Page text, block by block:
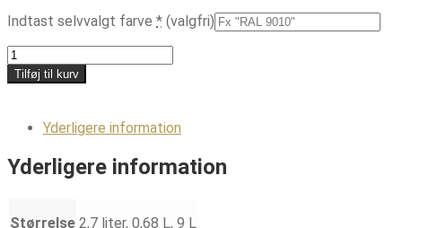
Indtast selvvalgt farve * (valgfri)
DRYGOLIN
Nordic
Extreme
antal
Tilføj til kurv
Yderligere information
Yderligere information
Størrelse 2,7 liter, 0,68 L, 9 L